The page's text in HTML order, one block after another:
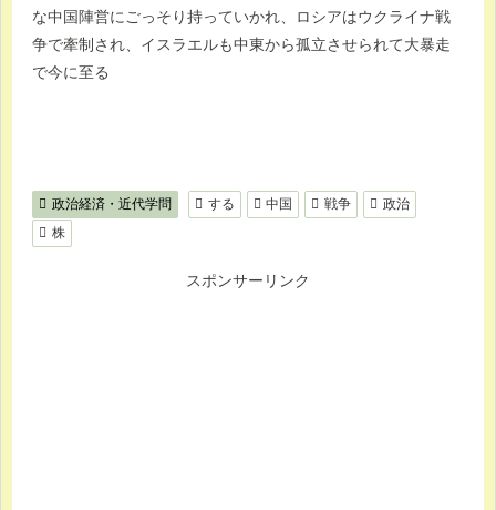
な中国陣営にごっそり持っていかれ、ロシアはウクライナ戦
争で牽制され、イスラエルも中東から孤立させられて大暴走
で今に至る
政治経済・近代学問 する 中国 戦争
政治
株
スポンサーリンク